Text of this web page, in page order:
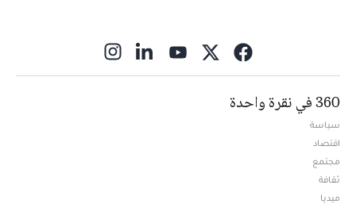
360 في نقرة واحدة
سياسة
اقتصاد
مجتمع
ثقافة
ميديا